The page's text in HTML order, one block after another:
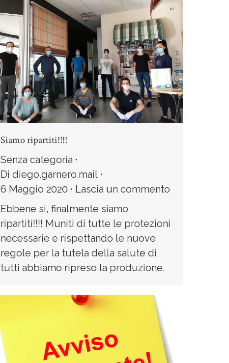
Siamo ripartiti!!!!
Senza categoria
Di diego.garnero.mail
6 Maggio 2020
Lascia un commento
Ebbene sì, finalmente siamo
ripartiti!!!! Muniti di tutte le protezioni
necessarie e rispettando le nuove
regole per la tutela della salute di
tutti abbiamo ripreso la produzione.